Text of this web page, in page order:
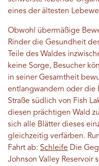
eines der ältesten
Obwohl übermäßige
Rinder die Gesundheit
Teile des Waldes
keine Sorge, Besucher
in seiner Gesamtheit
entlangwandern oder die
Straße südlich von Fish
diesen prächtigen Wald
sich alle Blätter dieses
gleichzeitig verfärben.
Fahrt ab: Schleife Die
Johnson Valley Reservoir